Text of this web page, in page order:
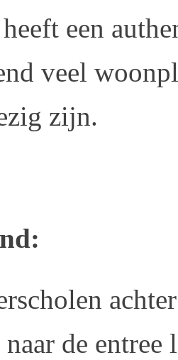
een
veel
zijn.
de